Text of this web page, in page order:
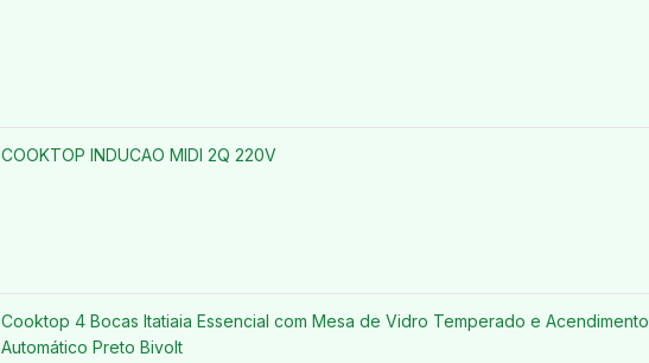
COOKTOP INDUCAO MIDI 2Q 220V
Cooktop 4 Bocas Itatiaia Essencial com Mesa de Vidro Temperado e Acendimento
Automático Preto Bivolt